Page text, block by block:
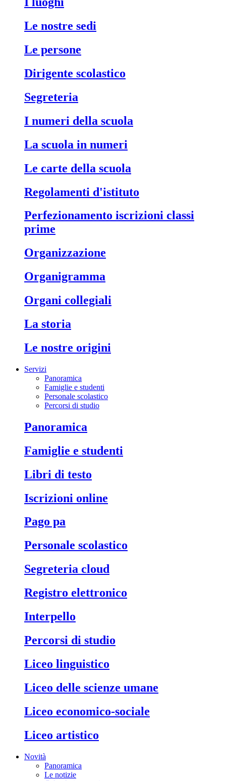
le nostre sedi
le persone
dirigente scolastico
segreteria
i numeri della scuola
la scuola in numeri
le carte della scuola
regolamenti d'istituto
perfezionamento iscrizioni classi
prime
organizzazione
organigramma
organi collegiali
la storia
le nostre origini
Servizi
Panoramica
Famiglie e studenti
Personale scolastico
Percorsi di studio
panoramica
famiglie e studenti
libri di testo
iscrizioni online
pago pa
personale scolastico
segreteria cloud
registro elettronico
interpello
percorsi di studio
liceo linguistico
liceo delle scienze umane
liceo economico-sociale
liceo artistico
Novità
Panoramica
Le notizie